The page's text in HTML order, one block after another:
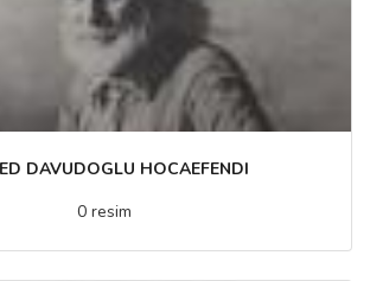
DAVUDOGLU HOCAEFENDI
0 resim